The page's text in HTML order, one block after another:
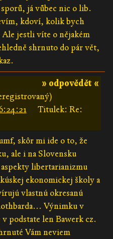
já vůbec nic o lib.
kdoví, kolik bych
jestli víte o nějakém
shrnuto do pár vět,
» odpovědět «
Titulek: Re:
skôr mi ide o to, že
ale i na Slovensku
libertarianizmu
ekonomickej školy a
vlastnú okresanú
Výnimku v
podstate len Bawerk cz.
Vám neviem